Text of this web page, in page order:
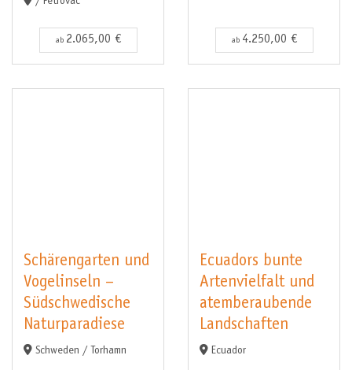
ab 2.065,00 € ab 4.250,00 €
Schärengarten und
Vogelinseln –
Südschwedische
Naturparadiese
Schweden / Torhamn
Ecuadors bunte
Artenvielfalt und
atemberaubende
Landschaften
Ecuador